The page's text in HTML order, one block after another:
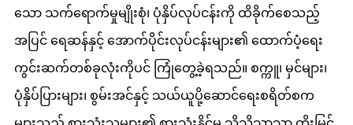
သော သက်ရောက်မှုမျိုးစုံ၊ ပုံနှိပ်လုပ်ငန်းကို ထိခိုက်စေသည့်
အပြင် ရေဆန်နှင့် အောက်ပိုင်းလုပ်ငန်းများ၏ ထောက်ပံ့ရေး
ကွင်းဆက်တစ်ခုလုံးကိုပင် ကြုံတွေ့ခဲ့ရသည်။ စက္ကူ၊ မှင်များ၊
ပုံနှိပ်ပြားများ၊ စွမ်းအင်နှင့် သယ်ယူပို့ဆောင်ရေးစရိတ်စက